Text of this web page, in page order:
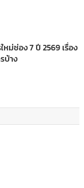
หม่ช่อง 7 ปี 2569 เรื่อง
บ้าง